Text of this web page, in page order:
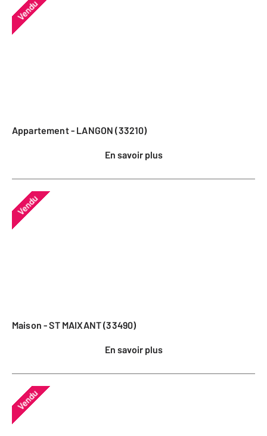
Vendu
Appartement - LANGON (33210)
En savoir plus
Vendu
Maison - ST MAIXANT (33490)
En savoir plus
Vendu